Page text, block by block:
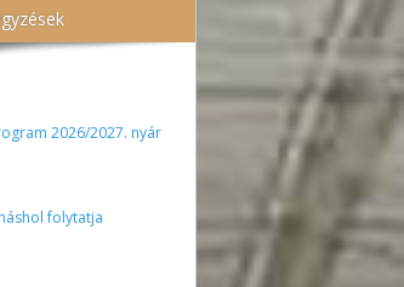
2026/2027. nyár
folytatja